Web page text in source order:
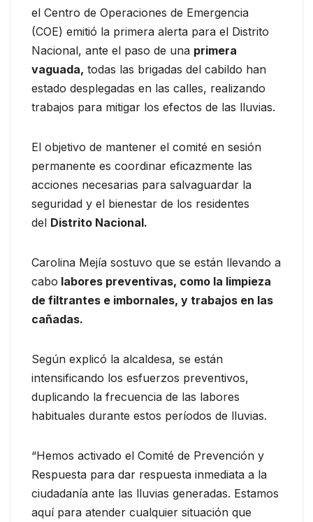
el Centro de Operaciones de Emergencia
(COE) emitió la primera alerta para el Distrito
Nacional, ante el paso de una primera
vaguada, todas las brigadas del cabildo han
estado desplegadas en las calles, realizando
trabajos para mitigar los efectos de las lluvias.
El objetivo de mantener el comité en sesión
permanente es coordinar eficazmente las
acciones necesarias para salvaguardar la
seguridad y el bienestar de los residentes
del Distrito Nacional.
Carolina Mejía sostuvo que se están llevando a
cabo labores preventivas, como la limpieza
de filtrantes e imbornales, y trabajos en las
cañadas.
Según explicó la alcaldesa, se están
intensificando los esfuerzos preventivos,
duplicando la frecuencia de las labores
habituales durante estos períodos de lluvias.
“Hemos activado el Comité de Prevención y
Respuesta para dar respuesta inmediata a la
ciudadanía ante las lluvias generadas. Estamos
aquí para atender cualquier situación que